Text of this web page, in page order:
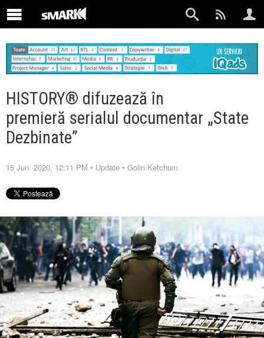
HISTORY® difuzează în
premieră serialul documentar „State
Dezbinate”
15 Jun. 2020, 12:11 PM • Update • Golin Ketchum